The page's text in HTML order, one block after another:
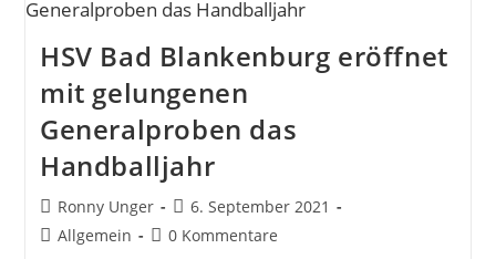
HSV Bad Blankenburg eröffnet
mit gelungenen
Generalproben das
Handballjahr
Ronny Unger
6. September 2021
Allgemein
0 Kommentare